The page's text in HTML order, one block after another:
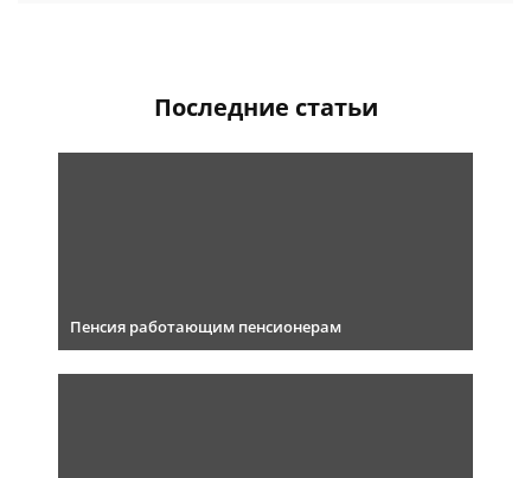
Последние статьи
Пенсия работающим пенсионерам